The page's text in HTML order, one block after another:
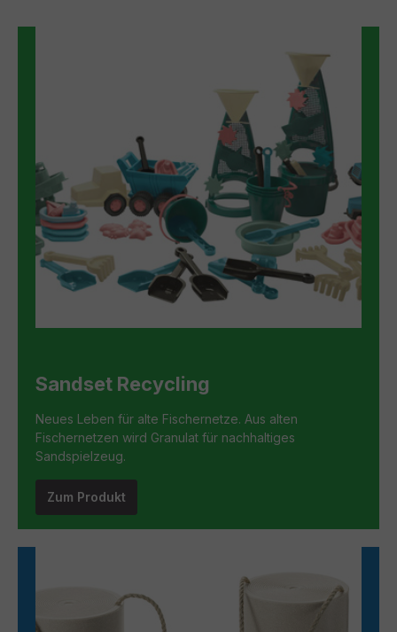
Sandset Recycling
Neues Leben für alte Fischernetze. Aus alten
Fischernetzen wird Granulat für nachhaltiges
Sandspielzeug.
Zum Produkt